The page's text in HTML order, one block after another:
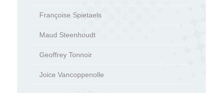
Françoise Spietaels
Maud Steenhoudt
Geoffrey Tonnoir
Joice Vancoppenolle